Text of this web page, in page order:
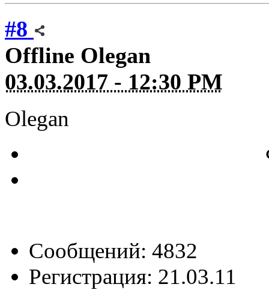
#8
Offline Olegan
03.03.2017 - 12:30 PM
Olegan
Сообщений: 4832
Регистрация: 21.03.11